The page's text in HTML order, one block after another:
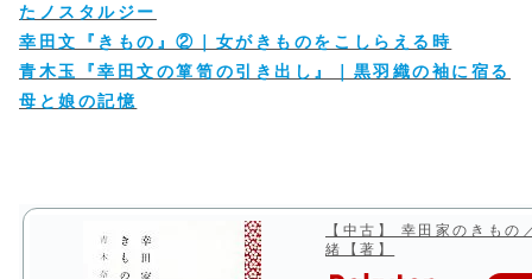
たノスタルジー
幸田文『きもの』②｜女がきものをこしらえる時
青木玉『幸田文の箪笥の引き出し』｜黒羽織の袖に宿る
母と娘の記憶
【中古】 幸田家のきもの
緒【著】